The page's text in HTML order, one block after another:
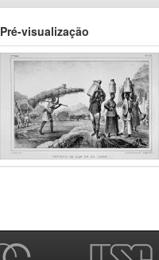
Pré-visualização